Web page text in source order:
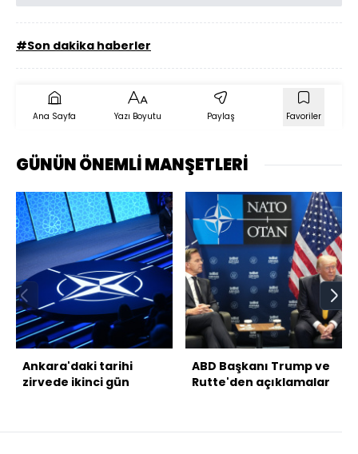
#Son dakika haberler
Ana Sayfa Yazı Boyutu Paylaş Favoriler
GÜNÜN ÖNEMLİ MANŞETLERİ
Ankara'daki tarihi
zirvede ikinci gün
ABD Başkanı Trump ve
Rutte'den açıklamalar